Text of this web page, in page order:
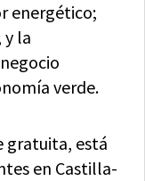
energético;
la
verde.
gratuita, está
en Castilla-